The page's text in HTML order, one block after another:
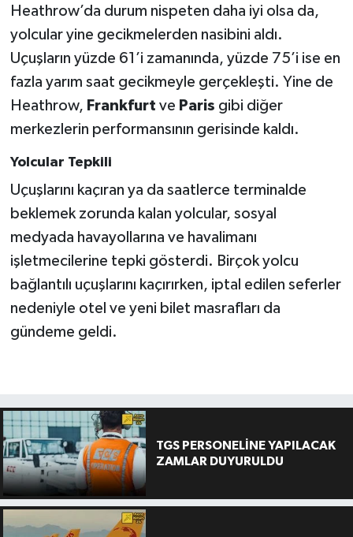
Heathrow’da durum nispeten daha iyi olsa da,
yolcular yine gecikmelerden nasibini aldı.
Uçuşların yüzde 61’i zamanında, yüzde 75’i ise en
fazla yarım saat gecikmeyle gerçekleşti. Yine de
Heathrow, Frankfurt ve Paris gibi diğer
merkezlerin performansının gerisinde kaldı.
Yolcular Tepkili
Uçuşlarını kaçıran ya da saatlerce terminalde
beklemek zorunda kalan yolcular, sosyal
medyada havayollarına ve havalimanı
işletmecilerine tepki gösterdi. Birçok yolcu
bağlantılı uçuşlarını kaçırırken, iptal edilen seferler
nedeniyle otel ve yeni bilet masrafları da
gündeme geldi.
TGS PERSONELİNE YAPILACAK
ZAMLAR DUYURULDU